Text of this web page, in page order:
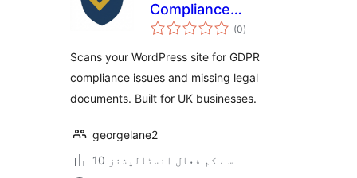
Compliance
Checker
(0مجموعی
درجہ
)
Scans your WordPress site for GDPR
compliance issues and missing legal
documents. Built for UK businesses.
georgelane2
10 سے کم فعال انسٹالیشنز